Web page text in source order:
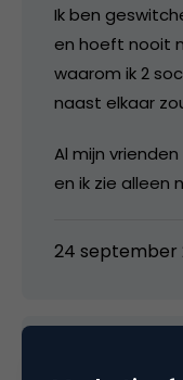
Ik ben
en hoeft nooit
waarom ik 2
naast elkaar
Al mijn
en ik zie alleen
24 september